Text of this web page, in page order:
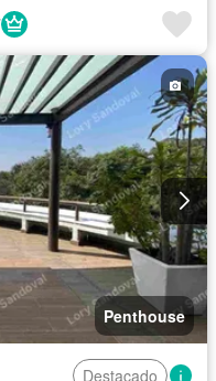
Penthouse
Destacado